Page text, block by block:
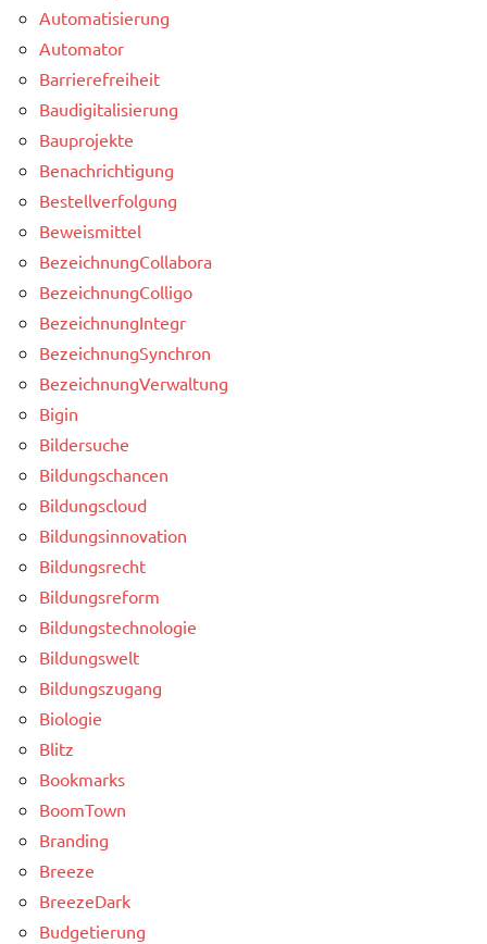
Automatisierung
Automator
Barrierefreiheit
Baudigitalisierung
Bauprojekte
Benachrichtigung
Bestellverfolgung
Beweismittel
BezeichnungCollabora
BezeichnungColligo
BezeichnungIntegr
BezeichnungSynchron
BezeichnungVerwaltung
Bigin
Bildersuche
Bildungschancen
Bildungscloud
Bildungsinnovation
Bildungsrecht
Bildungsreform
Bildungstechnologie
Bildungswelt
Bildungszugang
Biologie
Blitz
Bookmarks
BoomTown
Branding
Breeze
BreezeDark
Budgetierung